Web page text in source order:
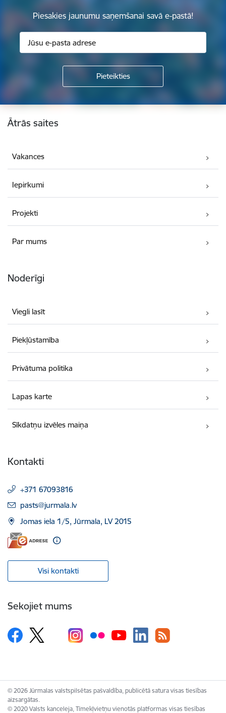
Piesakies jaunumu saņemšanai savā e-pastā!
Kājene
Ātrās saites
Vakances
Iepirkumi
Projekti
Par mums
Noderīgi
Viegli lasīt
Piekļūstamība
Privātuma politika
Lapas karte
Sīkdatņu izvēles maiņa
Kontakti
+371 67093816
E-pasts:
pasts@jurmala.lv
Jomas iela 1/5, Jūrmala, LV 2015
Visi kontakti
Sekojiet mums
© 2026 Jūrmalas valstspilsētas pašvaldība, publicētā satura visas tiesības
aizsargātas.
© 2020 Valsts kanceleja, Tīmekļvietņu vienotās platformas visas tiesības